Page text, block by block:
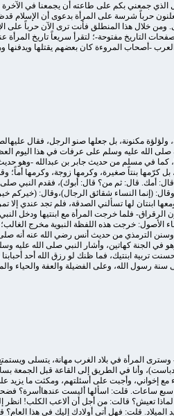
جمعني بكم على طاعته أن يجمعنا في الآخرة
حرباً شرسة على المرأة بدعوى أن الإسلام
خلال هذا المنطلق فأنت ترى الآن حرباً على
مفتوحة-؛ لتقرأ سريعاً تاريخ المرأة عند
-أصحاب المروءة كان بعضهم يقتلها ويدفنها
مكنونة، بل جعلها صنو الرجل، فقال
عليه وسلم على عرفات في هذا اليوم
كما في مسلم من حديث جابر بن عبدالله -وهو
كرّمها بنتاً صغيرة، وكرمها زوجة، وكرمها
قال: ثم من؟ قال: أبوك)، فقدم النبي صلى
وقال: (إنما النساء شقائق الرجال)،وقال:
لها تسألني الصدقة، فلم تجد عندي إلا
الرقراق- فلما خرجت المرأة مع ابنتيها ودخل
خرجت هذه اللفظة النبوية مخرج
الترمذي من حديث أنس رضي الله عنه أنه
الجنة كهاتين، وأشار النبي صلى الله عليه
تربية ابنتيك، فما ظنك لو رزق الله أحد
سنة رسول الله، وعلى الفضيلة والعفة والحياء
المرأة في بلاد الغرب مهانة، يتسلى
وأنا في الطريق إلى القاعة قبل الجمعة
إخواني، وأجبت على أسئلتهم، ومكثت ما
سبع ساعات. قلت: اسألها أليست عندهاأسرة؟
تعيش؟ قالت: من أجل أن ألاعب الكلب! انظر
الميلاد. قلت: فهل أتى أولادك إليك في هذا